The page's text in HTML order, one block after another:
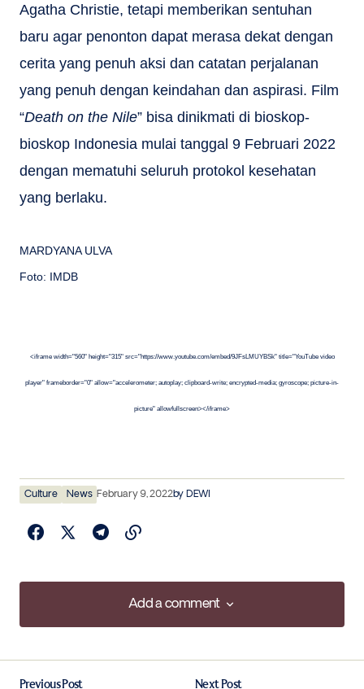
Agatha Christie, tetapi memberikan sentuhan
baru agar penonton dapat merasa dekat dengan
cerita yang penuh aksi dan catatan perjalanan
yang penuh dengan keindahan dan aspirasi. Film
“Death on the Nile” bisa dinikmati di bioskop-
bioskop Indonesia mulai tanggal 9 Februari 2022
dengan mematuhi seluruh protokol kesehatan
yang berlaku.
MARDYANA ULVA
Foto: IMDB
<iframe width="560" height="315" src="https://www.youtube.com/embed/9JFsLMUYBSk" title="YouTube video
player" frameborder="0" allow="accelerometer; autoplay; clipboard-write; encrypted-media; gyroscope; picture-in-
picture" allowfullscreen></iframe>
Culture News February 9, 2022by DEWI
Add a comment
Add a comment
Previous Post
Next Post